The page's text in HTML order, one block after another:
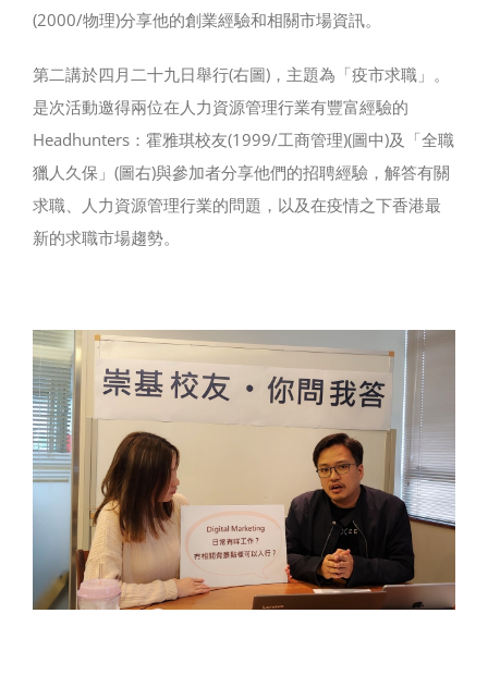
(2000/物理)分享他的創業經驗和相關市場資訊。
第二講於四月二十九日舉行(右圖)，主題為「疫市求職」。
是次活動邀得兩位在人力資源管理行業有豐富經驗的
Headhunters：霍雅琪校友(1999/工商管理)(圖中)及「全職
獵人久保」(圖右)與參加者分享他們的招聘經驗，解答有關
求職、人力資源管理行業的問題，以及在疫情之下香港最
新的求職市場趨勢。